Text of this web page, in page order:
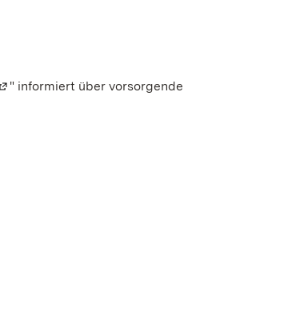
(Wird in einem neuen Fenster geöffnet)
" informiert über vorsorgende